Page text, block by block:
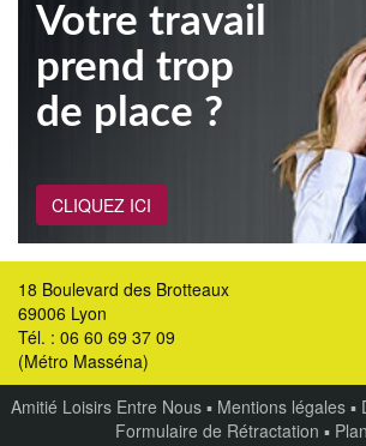
Votre travail
prend trop
de place ?
CLIQUEZ ICI
18 Boulevard des Brotteaux
69006 Lyon
Tél. : 06 60 69 37 09
(Métro Masséna)
Amitié Loisirs Entre Nous▪ Mentions légales▪
Formulaire de Rétractation ▪